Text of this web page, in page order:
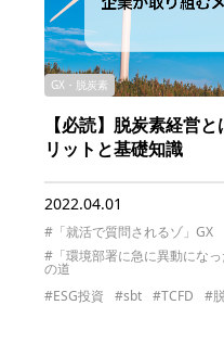
GX・脱炭素
【必読】脱炭素経営
リットと基礎知識
2022.04.01
#「就活で質問されるゾ」GX
#「環境部署に急に異動にな
の道
#ESG投資
#sbt #TCFD #